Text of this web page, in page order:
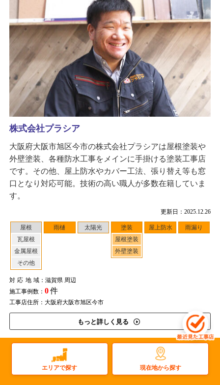
更新日：2025.12.26
屋根
瓦屋根
金属屋根
その他
雨樋 太陽光
塗装
屋根塗装
外壁塗装
屋上防水 雨漏り
対応地域：滋賀県 周辺
施工事例数： 0件
工事店住所：大阪府大阪市旭区今市
もっと詳しく見る
株式会社プラシア
大阪府大阪市旭区今市の株式会社プラシアは屋根塗装や
外壁塗装、各種防水工事をメインに手掛ける塗装工事店
です。その他、屋上防水やカバー工法、張り替え等も窓
口となり対応可能。技術の高い職人が多数在籍していま
す。
大型マンションから戸建てまで、多彩な技術で行う屋根塗
エリアで探す 現在地から探す